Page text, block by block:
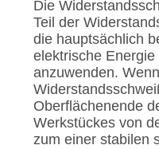
Die
Teil der
die hauptsächlich
elektrische
anzuwenden.
Oberflächenende
Werkstückes von
zum einer stabilen